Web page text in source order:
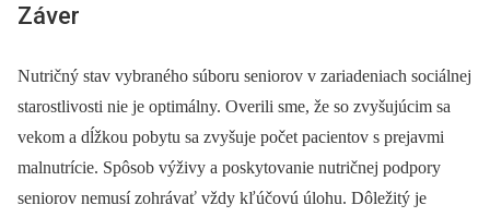
Záver
Nutričný stav vybraného súboru seniorov v zariadeniach sociálnej
starostlivosti nie je optimálny. Overili sme, že so zvyšujúcim sa
vekom a dĺžkou pobytu sa zvyšuje počet pacientov s prejavmi
malnutrície. Spôsob výživy a poskytovanie nutričnej podpory
seniorov nemusí zohrávať vždy kľúčovú úlohu. Dôležitý je